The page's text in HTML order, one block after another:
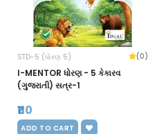
STD-5 (ધોરણ 5) (0)
I-MENTOR ધોરણ - 5 કેકારવ
(ગુજરાતી) સત્ર-1
₹110
ADD TO CART